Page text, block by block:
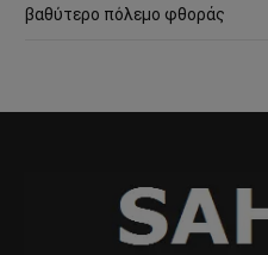
βαθύτερο πόλεμο φθοράς